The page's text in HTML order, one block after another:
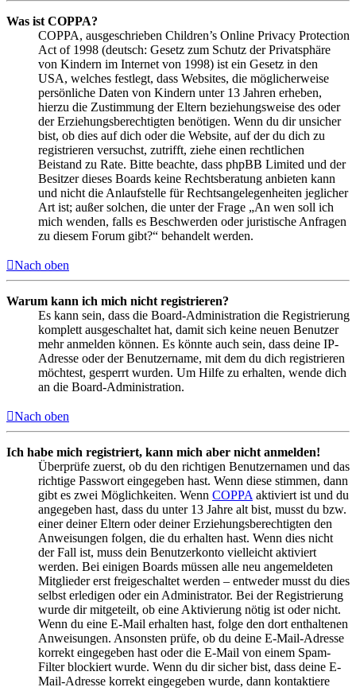
Was ist COPPA?
COPPA, ausgeschrieben Children’s Online Privacy Protection
Act of 1998 (deutsch: Gesetz zum Schutz der Privatsphäre
von Kindern im Internet von 1998) ist ein Gesetz in den
USA, welches festlegt, dass Websites, die möglicherweise
persönliche Daten von Kindern unter 13 Jahren erheben,
hierzu die Zustimmung der Eltern beziehungsweise des oder
der Erziehungsberechtigten benötigen. Wenn du dir unsicher
bist, ob dies auf dich oder die Website, auf der du dich zu
registrieren versuchst, zutrifft, ziehe einen rechtlichen
Beistand zu Rate. Bitte beachte, dass phpBB Limited und der
Besitzer dieses Boards keine Rechtsberatung anbieten kann
und nicht die Anlaufstelle für Rechtsangelegenheiten jeglicher
Art ist; außer solchen, die unter der Frage „An wen soll ich
mich wenden, falls es Beschwerden oder juristische Anfragen
zu diesem Forum gibt?“ behandelt werden.
Nach oben
Warum kann ich mich nicht registrieren?
Es kann sein, dass die Board-Administration die Registrierung
komplett ausgeschaltet hat, damit sich keine neuen Benutzer
mehr anmelden können. Es könnte auch sein, dass deine IP-
Adresse oder der Benutzername, mit dem du dich registrieren
möchtest, gesperrt wurden. Um Hilfe zu erhalten, wende dich
an die Board-Administration.
Nach oben
Ich habe mich registriert, kann mich aber nicht anmelden!
Überprüfe zuerst, ob du den richtigen Benutzernamen und das
richtige Passwort eingegeben hast. Wenn diese stimmen, dann
gibt es zwei Möglichkeiten. Wenn COPPA aktiviert ist und du
angegeben hast, dass du unter 13 Jahre alt bist, musst du bzw.
einer deiner Eltern oder deiner Erziehungsberechtigten den
Anweisungen folgen, die du erhalten hast. Wenn dies nicht
der Fall ist, muss dein Benutzerkonto vielleicht aktiviert
werden. Bei einigen Boards müssen alle neu angemeldeten
Mitglieder erst freigeschaltet werden – entweder musst du dies
selbst erledigen oder ein Administrator. Bei der Registrierung
wurde dir mitgeteilt, ob eine Aktivierung nötig ist oder nicht.
Wenn du eine E-Mail erhalten hast, folge den dort enthaltenen
Anweisungen. Ansonsten prüfe, ob du deine E-Mail-Adresse
korrekt eingegeben hast oder die E-Mail von einem Spam-
Filter blockiert wurde. Wenn du dir sicher bist, dass deine E-
Mail-Adresse korrekt eingegeben wurde, dann kontaktiere